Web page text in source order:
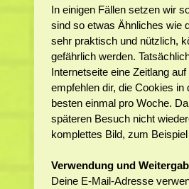
In einigen Fällen setzen wir
sind so etwas Ähnliches wie
sehr praktisch und nützlich,
gefährlich werden.
Internetseite eine Zeitlang
empfehlen dir, die Cookies
besten einmal pro Woche.
späteren Besuch nicht
komplettes Bild, zum
Verwendung und
Deine E-Mail-Adresse